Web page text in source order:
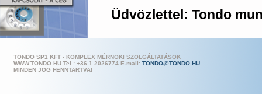
Üdvözlettel: Tondo
TONDO SP1 KFT - KOMPLEX MÉRNÖKI SZOLGÁLTATÁSOK
WWW.TONDO.HU Tel.: +36 1 2026774 E-mail: TONDO@TONDO.HU
MINDEN JOG FENNTARTVA!